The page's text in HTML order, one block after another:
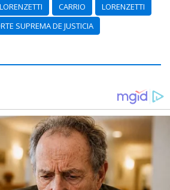
CARRIO
LORENZETTI
SUPREMA DE JUSTICIA